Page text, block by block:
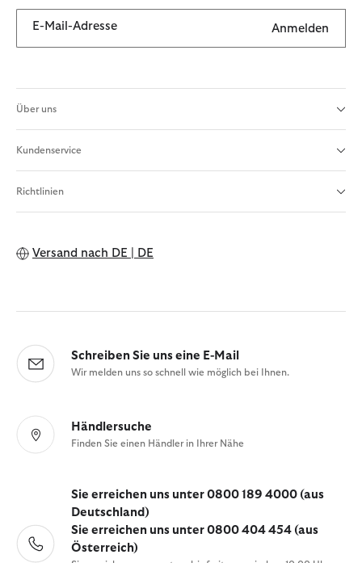
E-Mail-Adresse Anmelden
Über uns
Kundenservice
Richtlinien
Versand nach DE | DE
Schreiben Sie uns eine E-Mail
Wir melden uns so schnell wie möglich bei Ihnen.
Händlersuche
Finden Sie einen Händler in Ihrer Nähe
Sie erreichen uns unter 0800 189 4000 (aus
Deutschland)
Sie erreichen uns unter 0800 404 454 (aus
Österreich)